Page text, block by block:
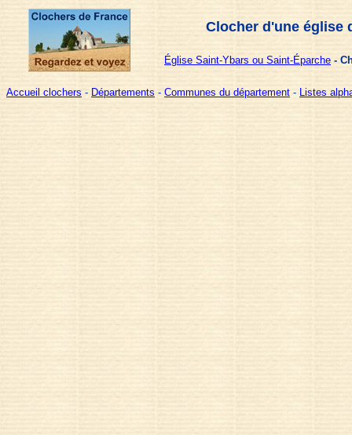
Clocher d'une église
Église Saint-Ybars ou Saint-Éparche -
Accueil clochers - Départements - Communes du département - Listes